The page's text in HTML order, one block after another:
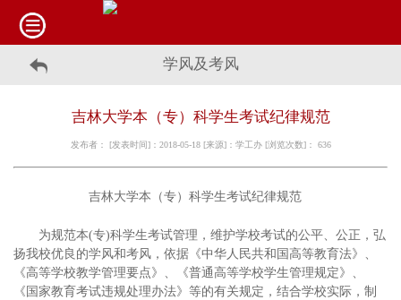
学风及考风
吉林大学本（专）科学生考试纪律规范
发布者： [发表时间]：2018-05-18 [来源]：学工办 [浏览次数]： 636
吉林大学本（专）科学生考试纪律规范
为规范本(专)科学生考试管理，维护学校考试的公平、公正，弘
扬我校优良的学风和考风，依据《中华人民共和国高等教育法》、
《高等学校教学管理要点》、《普通高等学校学生管理规定》、
《国家教育考试违规处理办法》等的有关规定，结合学校实际，制